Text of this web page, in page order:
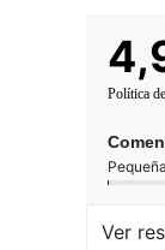
Política
Pequeña
Ver